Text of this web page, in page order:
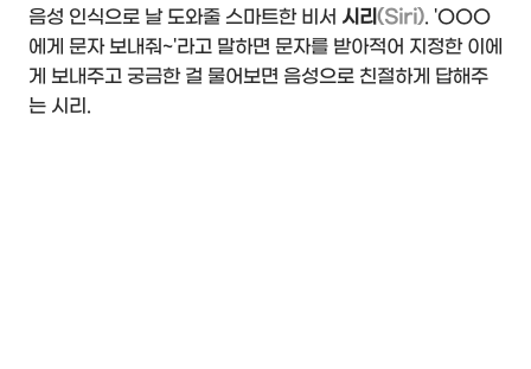
음성 인식으로 날 도와줄 스마트한 비서 시리(Siri). 'OOO
에게 문자 보내줘~'라고 말하면 문자를 받아적어 지정한 이에
게 보내주고 궁금한 걸 물어보면 음성으로 친절하게 답해주
는 시리.